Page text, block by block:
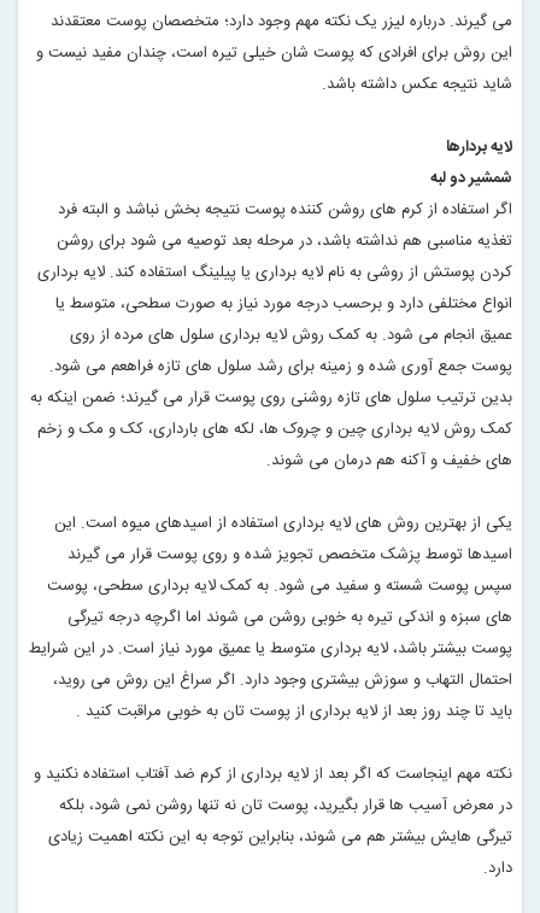
می گیرند. درباره لیزر یک نکته مهم وجود دارد؛ متخصصان پوست معتقدند
این روش برای افرادی که پوست شان خیلی تیره است، چندان مفید نیست و
شاید نتیجه عکس داشته باشد.
لایه بردارها
شمشیر دو لبه
اگر استفاده از کرم های روشن کننده پوست نتیجه بخش نباشد و البته فرد
تغذیه مناسبی هم نداشته باشد، در مرحله بعد توصیه می شود برای روشن
کردن پوستش از روشی به نام لایه برداری یا پیلینگ استفاده کند. لایه برداری
انواع مختلفی دارد و برحسب درجه مورد نیاز به صورت سطحی، متوسط یا
عمیق انجام می شود. به کمک روش لایه برداری سلول های مرده از روی
پوست جمع آوری شده و زمینه برای رشد سلول های تازه فراهعم می شود.
بدین ترتیب سلول های تازه روشنی روی پوست قرار می گیرند؛ ضمن اینکه به
کمک روش لایه برداری چین و چروک ها، لکه های بارداری، کک و مک و زخم
های خفیف و آکنه هم درمان می شوند.
یکی از بهترین روش های لایه برداری استفاده از اسیدهای میوه است. این
اسیدها توسط پزشک متخصص تجویز شده و روی پوست قرار می گیرند
سپس پوست شسته و سفید می شود. به کمک لایه برداری سطحی، پوست
های سبزه و اندکی تیره به خوبی روشن می شوند اما اگرچه درجه تیرگی
پوست بیشتر باشد، لایه برداری متوسط یا عمیق مورد نیاز است. در این شرایط
احتمال التهاب و سوزش بیشتری وجود دارد. اگر سراغ این روش می روید،
باید تا چند روز بعد از لایه برداری از پوست تان به خوبی مراقبت کنید .
نکته مهم اینجاست که اگر بعد از لایه برداری از کرم ضد آفتاب استفاده نکنید و
در معرض آسیب ها قرار بگیرید، پوست تان نه تنها روشن نمی شود، بلکه
تیرگی هایش بیشتر هم می شوند، بنابراین توجه به این نکته اهمیت زیادی
دارد.